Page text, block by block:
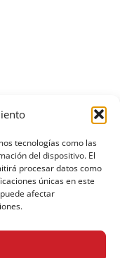
tecnologías como las
del dispositivo. El
procesar datos como
únicas en este
afectar